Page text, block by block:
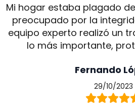
Mi hogar estaba plagado
preocupado por la
equipo experto realizó un
lo más importante,
Fernando
29/10/2023